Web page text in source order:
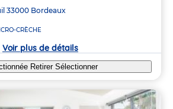
33000 Bordeaux
CRÈCHE
Voir plus de détails
Retirer Sélectionner